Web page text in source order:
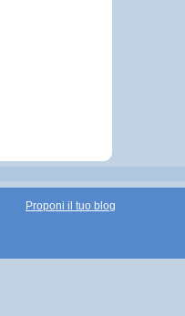
Proponi il tuo blog